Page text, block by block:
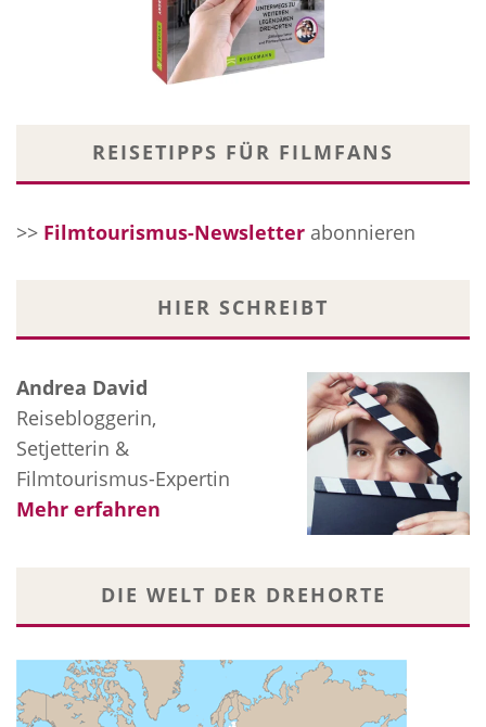
REISETIPPS FÜR FILMFANS
>> Filmtourismus-Newsletter abonnieren
HIER SCHREIBT
Andrea David
Reisebloggerin,
Setjetterin &
Filmtourismus-Expertin
Mehr erfahren
DIE WELT DER DREHORTE